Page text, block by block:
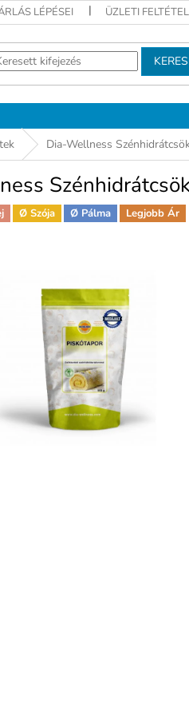
LÉPÉSEI ÜZLETI
Dia-Wellness
Ø Szója Ø Pálma Legjobb Ár